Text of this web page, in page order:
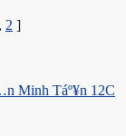
, 2 ]
Minh Táº¥n 12C